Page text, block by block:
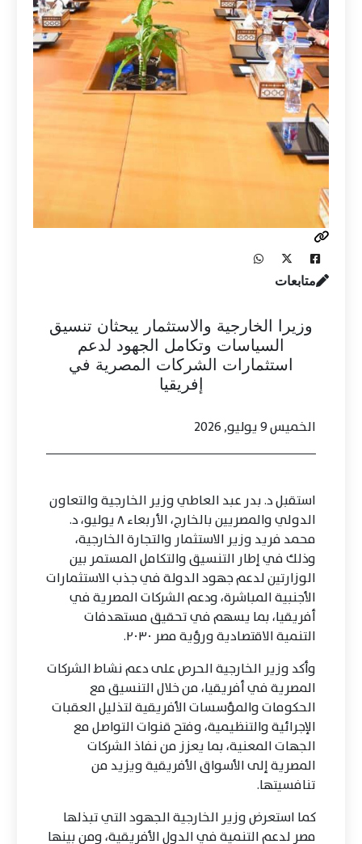
متابعات
وزيرا الخارجية والاستثمار يبحثان تنسيق
السياسات وتكامل الجهود لدعم
استثمارات الشركات المصرية في
إفريقيا
الخميس 9 يوليو, 2026
استقبل د. بدر عبد العاطي وزير الخارجية والتعاون
الدولي والمصريين بالخارج، الأربعاء ٨ يوليو، د.
محمد فريد وزير الاستثمار والتجارة الخارجية،
وذلك في إطار التنسيق والتكامل المستمر بين
الوزارتين لدعم جهود الدولة في جذب الاستثمارات
الأجنبية المباشرة، ودعم الشركات المصرية في
أفريقيا، بما يسهم في تحقيق مستهدفات
التنمية الاقتصادية ورؤية مصر ٢٠٣٠.
وأكد وزير الخارجية الحرص على دعم نشاط الشركات
المصرية في أفريقيا، من خلال التنسيق مع
الحكومات والمؤسسات الأفريقية لتذليل العقبات
الإجرائية والتنظيمية، وفتح قنوات التواصل مع
الجهات المعنية، بما يعزز من نفاذ الشركات
المصرية إلى الأسواق الأفريقية ويزيد من
تنافسيتها.
كما استعرض وزير الخارجية الجهود التي تبذلها
مصر لدعم التنمية في الدول الأفريقية، ومن بينها